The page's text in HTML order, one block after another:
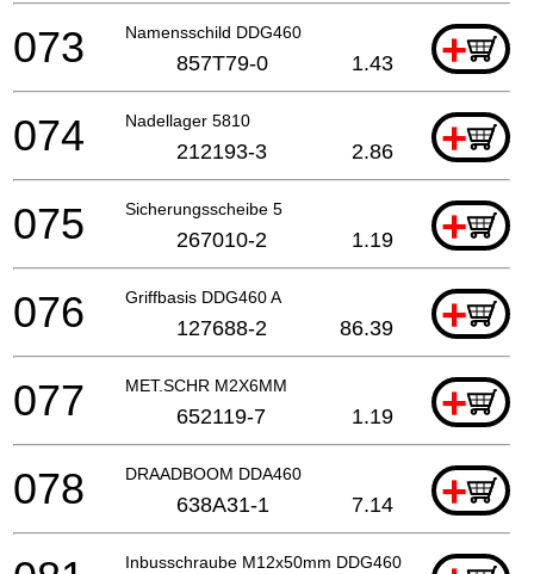
Namensschild DDG460 +
073 857T79-0 1.43
Nadellager 5810 +
074 212193-3 2.86
Sicherungsscheibe 5 +
075 267010-2 1.19
Griffbasis DDG460 A +
076 127688-2 86.39
MET.SCHR M2X6MM +
077 652119-7 1.19
DRAADBOOM DDA460 +
078 638A31-1 7.14
Inbusschraube M12x50mm DDG460